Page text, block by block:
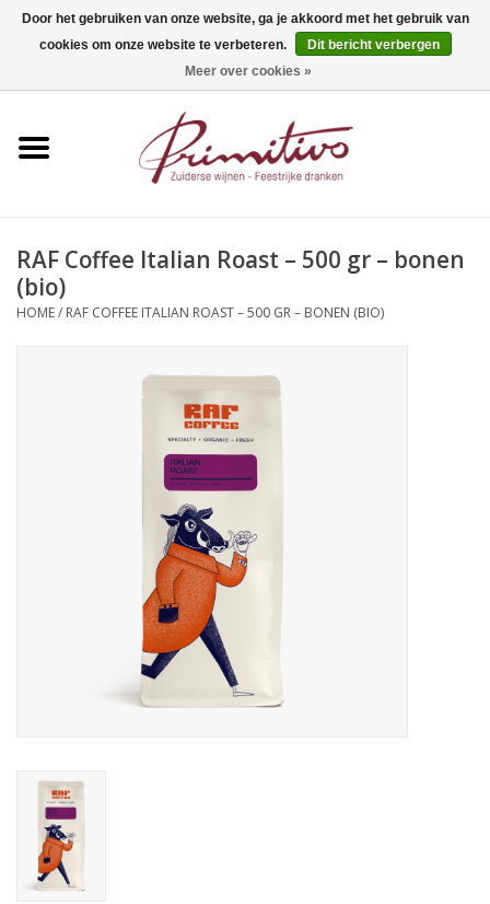
0 Artikelen - €0,00
Apero
RAF Coffee Italian Roast – 500 gr – bonen
(bio)
HOME/ RAF COFFEE ITALIAN ROAST – 500 GR – BONEN (BIO)
Door het gebruiken van onze website, ga je akkoord met het gebruik van
cookies om onze website te verbeteren.
Dit bericht verbergen
Meer over cookies »